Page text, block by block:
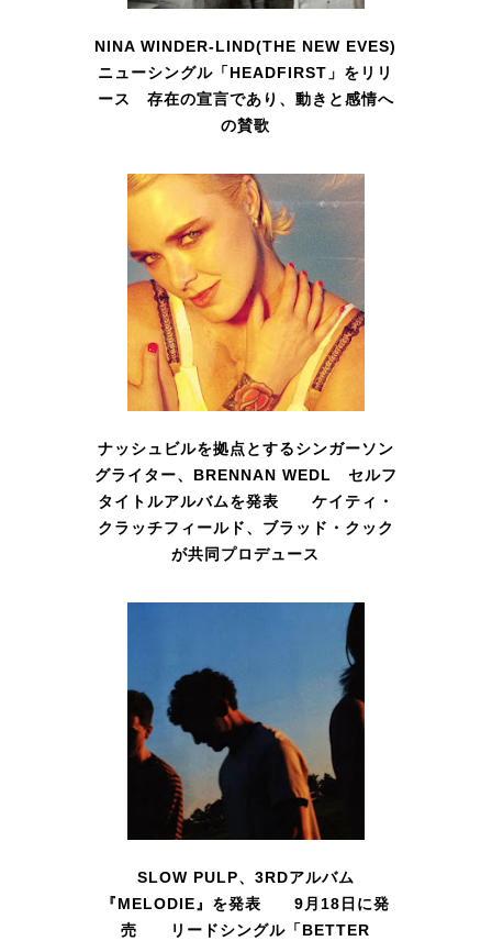
NINA WINDER-LIND(THE NEW EVES)
ニューシングル「HEADFIRST」をリリ
ース 存在の宣言であり、動きと感情へ
の賛歌
ナッシュビルを拠点とするシンガーソン
グライター、BRENNAN WEDL セルフ
タイトルアルバムを発表 ケイティ・
クラッチフィールド、ブラッド・クック
が共同プロデュース
SLOW PULP、3RDアルバム
『MELODIE』を発表 9月18日に発
売 リードシングル「BETTER